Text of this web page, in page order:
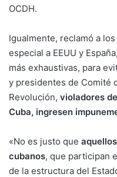
OCDH.
Igualmente, reclamó a
especial a EEUU y
más exhaustivas, para
y presidentes de Comité
Revolución, violadores
Cuba, ingresen
«No es justo que
cubanos, que participan
de la estructura del